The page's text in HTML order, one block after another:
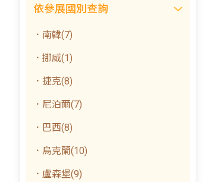
依參展國別查詢
．南韓(7)
．挪威(1)
．捷克(8)
．尼泊爾(7)
．巴西(8)
．烏克蘭(10)
．盧森堡(9)